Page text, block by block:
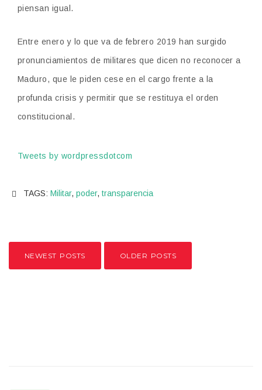
piensan igual.
Entre enero y lo que va de febrero 2019 han surgido
pronunciamientos de militares que dicen no reconocer a
Maduro, que le piden cese en el cargo frente a la
profunda crisis y permitir que se restituya el orden
constitucional.
Tweets by wordpressdotcom
TAGS: Militar, poder, transparencia
NEWEST POSTS OLDER POSTS